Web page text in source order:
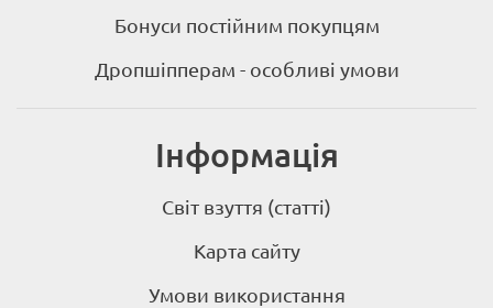
Бонуси постійним покупцям
Дропшіпперам - особливі умови
Інформація
Світ взуття (статті)
Карта сайту
Умови використання